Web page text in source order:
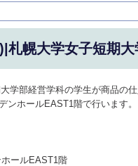
札幌大学女子短期大
学部経営学科の学生が商品の
ンホールEAST1階で行います。
ールEAST1階